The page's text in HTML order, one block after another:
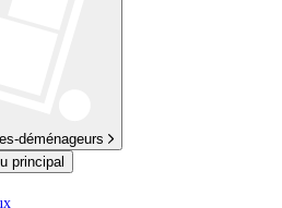
déménageurs
principal